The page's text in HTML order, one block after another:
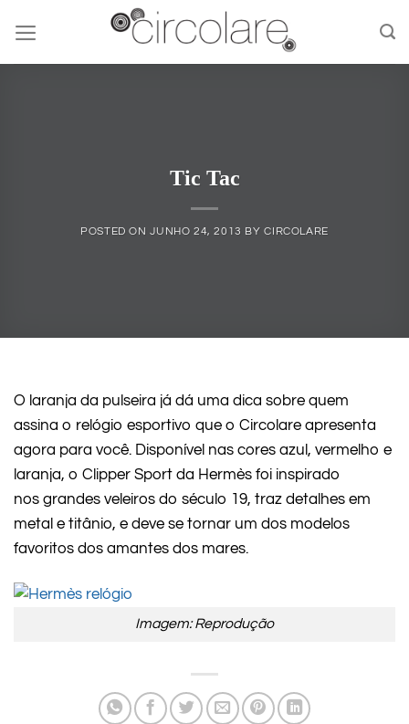
content
Tic Tac
POSTED ONJUNHO 24, 2013 BYCIRCOLARE
O laranja da pulseira já dá uma dica sobre quem
assina o relógio esportivo que o Circolare apresenta
agora para você. Disponível nas cores azul, vermelho e
laranja, o Clipper Sport da Hermès foi inspirado
nos grandes veleiros do século 19, traz detalhes em
metal e titânio, e deve se tornar um dos modelos
favoritos dos amantes dos mares.
Imagem: Reprodução